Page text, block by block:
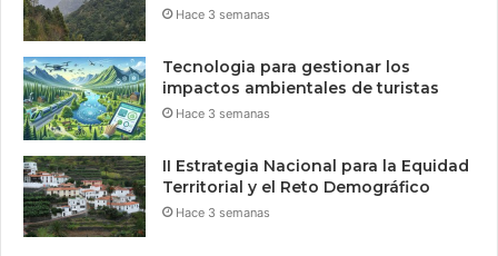
Hace 3 semanas
Tecnologia para gestionar los
impactos ambientales de turistas
Hace 3 semanas
II Estrategia Nacional para la Equidad
Territorial y el Reto Demográfico
Hace 3 semanas